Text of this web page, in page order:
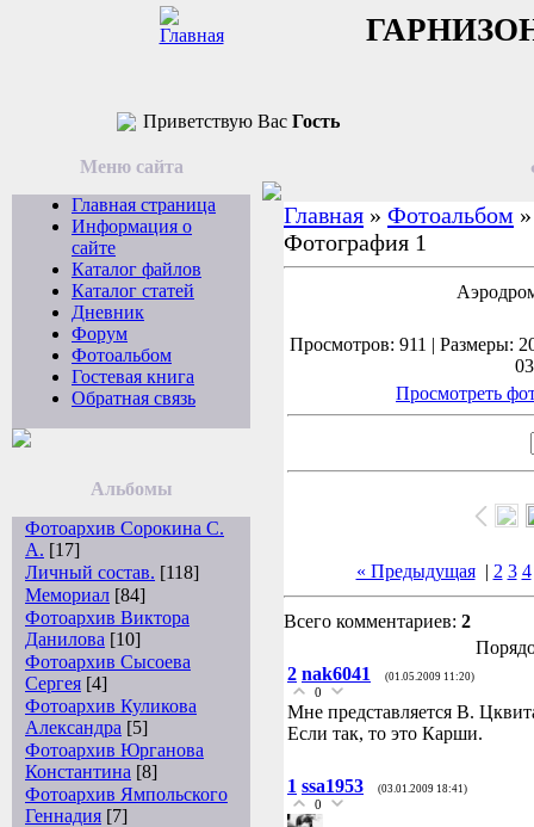
Приветствую Вас Гость
Меню сайта
Главная страница
Информация о
сайте
Каталог файлов
Каталог статей
Дневник
Форум
Фотоальбом
Гостевая книга
Обратная связь
Альбомы
Фотоархив Сорокина С.
А. [17]
Личный состав. [118]
Мемориал [84]
Фотоархив Виктора
Данилова [10]
Фотоархив Сысоева
Сергея [4]
Фотоархив Куликова
Александра [5]
Фотоархив Юрганова
Константина [8]
Фотоархив Ямпольского
Геннадия [7]
Главная » Фотоальбом
Фотография 1
Просмотров: 911 | Размеры:
Просмотреть
« Предыдущая| 2 3 4
Всего комментариев: 2
2 nak6041 (01.05.2009 11:20)
0
Мне представляется В.
Если так, то это Карши.
1 ssa1953 (03.01.2009 18:41)
0